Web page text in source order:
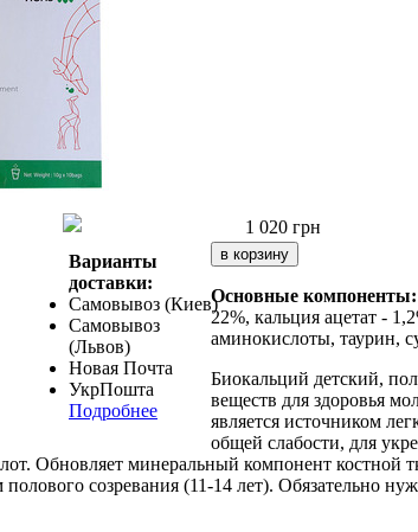
Варианты
доставки:
Самовывоз (Киев)
Самовывоз
(Львов)
Новая Почта
УкрПошта
Подробнее
1 020 грн
Основные компоненты:
22%, кальция ацетат -
аминокислоты, таурин,
Биокальций детский,
веществ для здоровья
является источником
общей слабости, для
Обновляет минеральный компонент костной
полового созревания (11-14 лет). Обязательно